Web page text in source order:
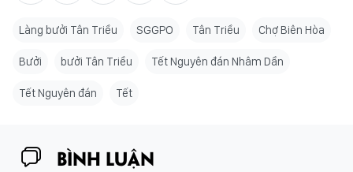
Làng bưởi Tân Triều SGGPO Tân Triều Chợ Biên Hòa
Bưởi bưởi Tân Triều Tết Nguyên đán Nhâm Dần
Tết Nguyên đán Tết
BÌNH LUẬN